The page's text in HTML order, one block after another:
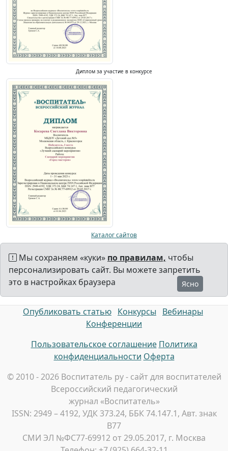
Диплом за участие в конкурсе
Каталог сайтов
Мы сохраняем «куки» по правилам, чтобы
персонализировать сайт. Вы можете запретить
это в настройках браузера
Ясно
Опубликовать статью Конкурсы
Вебинары
Конференции
Пользовательское соглашение Политика
конфиденциальности Оферта
© 2010 - 2026 Воспитатель ру - сайт для воспитателей
Всероссийский педагогический
журнал «Воспитатель»
ISSN: 2949 – 4192, УДК 373.24, ББК 74.147.1, Авт. знак
В77
СМИ ЭЛ №ФС77-69912 от 29.05.2017, г. Москва